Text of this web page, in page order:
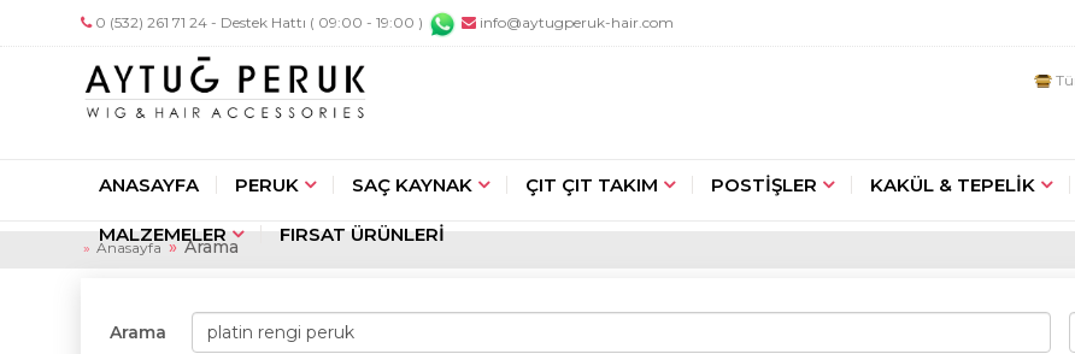
0 (532) 261 71 24 - Destek Hattı ( 09:00 - 19:00 ) info@aytugperuk-hair.com
ANASAYFA PERUK SAÇ KAYNAK ÇIT ÇIT TAKIM POSTİŞLER KAKÜL & TEPELİK
MALZEMELER FIRSAT ÜRÜNLERİ
Anasayfa Arama
Arama